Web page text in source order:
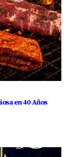
en 40 Años